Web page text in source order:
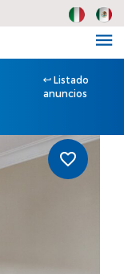
Listado
anuncios